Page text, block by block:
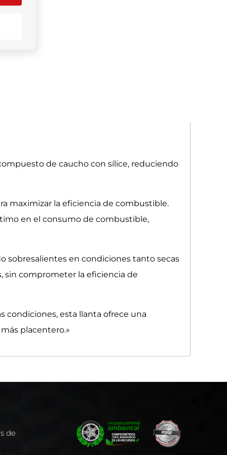
de caucho con sílice, reduciendo
maximizar la eficiencia de combustible.
en el consumo de combustible,
sobresalientes en condiciones tanto secas
sin comprometer la eficiencia de
condiciones, esta llanta ofrece una
placentero.»
de